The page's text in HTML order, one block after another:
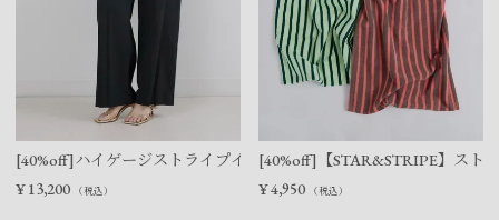
[40%off]ハイゲージストライプイージーパンツ
¥ 13,200 （税込）
[40%off]【STAR&STRIPE】スト
¥4,950 （税込）